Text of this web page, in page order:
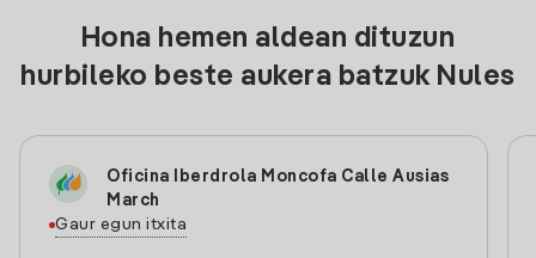
Hona hemen aldean dituzun
hurbileko beste aukera batzuk Nules
Oficina Iberdrola Moncofa Calle Ausias
March
Gaur egun itxita